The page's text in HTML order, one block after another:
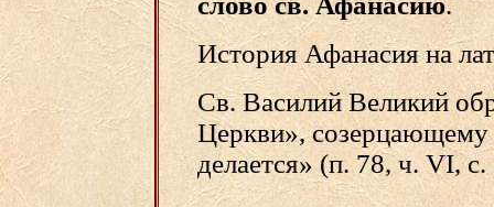
История Афанасия на
Св. Василий Великий
Церкви»,
делается» (п. 78, ч. VI,